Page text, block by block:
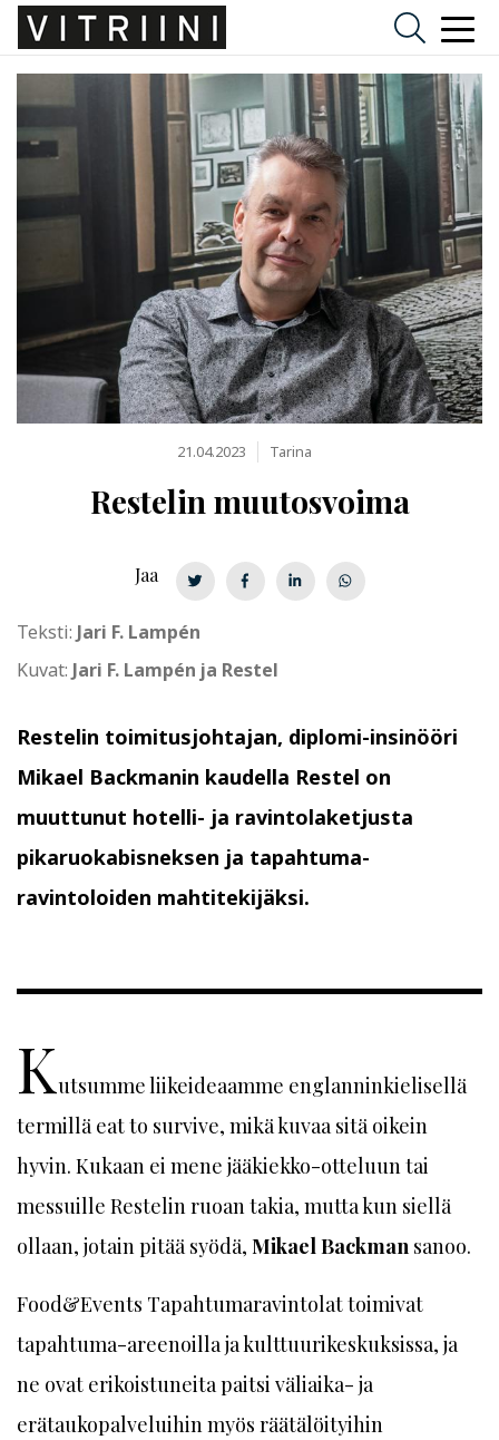
21.04.2023 Tarina
Restelin muutosvoima
Teksti: Jari F. Lampén
Kuvat: Jari F. Lampén ja Restel
Restelin toimitusjohtajan, diplomi-insinööri
Mikael Backmanin kaudella Restel on
muuttunut hotelli- ja ravintolaketjusta
pikaruokabisneksen ja tapahtuma­
ravintoloiden mahtitekijäksi.
Jaa
Kutsumme liikeideaamme englanninkielisellä
termillä eat to survive, mikä kuvaa sitä oikein
hyvin. Kukaan ei mene jääkiekko-otteluun tai
messuille Restelin ruoan takia, mutta kun siellä
ollaan, jotain pitää syödä, Mikael Backman sanoo.
Food&Events Tapahtumaravintolat toimivat
tapahtuma-areenoilla ja kulttuurikeskuksissa, ja
ne ovat erikoistuneita paitsi väliaika- ja
erätaukopalveluihin myös räätälöityihin